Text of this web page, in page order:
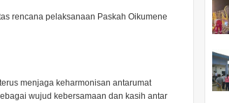
rencana pelaksanaan Paskah Oikumene
menjaga keharmonisan antarumat
wujud kebersamaan dan kasih antar